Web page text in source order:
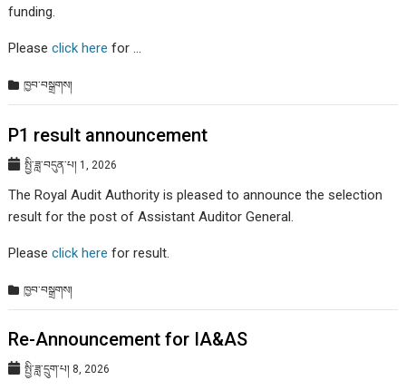
funding.
Pleaseclick here for …
ཁྱབ་བསྒྲགས།
P1 result announcement
སྤྱི་ཟླ་བདུན་པ། 1, 2026
The Royal Audit Authority is pleased to announce the selection
result for the post of Assistant Auditor General.
Pleaseclick here for result.
ཁྱབ་བསྒྲགས།
Re-Announcement for IA&AS
སྤྱི་ཟླ་དྲུག་པ། 8, 2026